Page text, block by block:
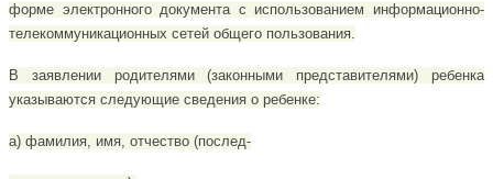
форме электронного документа с использованием информационно-
телекоммуникационных сетей общего пользования.
В заявлении родителями (законными представителями) ребенка
указываются следующие сведения о ребенке:
а) фамилия, имя, отчество (послед-